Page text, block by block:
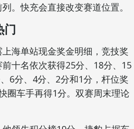
。快充会直接改变赛道位置。
门
海单站现金奖金明细，竞技奖
十名依次获得25分、18分、15
6分、4分、2分和1分，杆位奖
圈车手再得1分。双赛周末理论